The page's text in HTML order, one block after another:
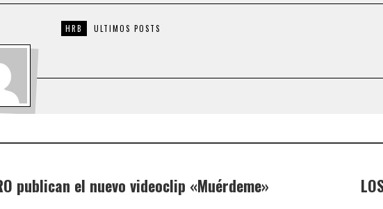
HRB ULTIMOS POSTS
publican el nuevo videoclip «Muérdeme»